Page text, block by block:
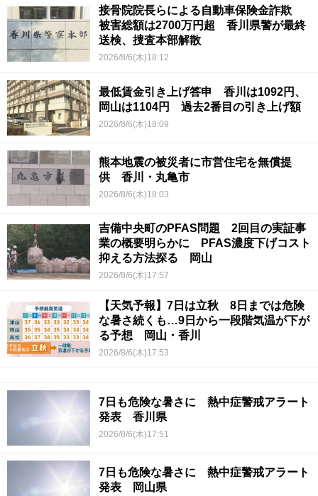
接骨院院長らによる自動車保険金詐欺
被害総額は2700万円超 香川県警が最終
送検、捜査本部解散
2026/8/6(木)18:12
最低賃金引き上げ答申 香川は1092円、
岡山は1104円 過去2番目の引き上げ額
2026/8/6(木)18:09
熊本地震の被災者に市営住宅を無償提
供 香川・丸亀市
2026/8/6(木)18:03
吉備中央町のPFAS問題 2回目の実証事
業の概要明らかに PFAS濃度下げコスト
抑える方法探る 岡山
2026/8/6(木)17:57
【天気予報】7日は立秋 8日までは危険
な暑さ続くも…9日から一段階気温が下が
る予想 岡山・香川
2026/8/6(木)17:53
7日も危険な暑さに 熱中症警戒アラート
発表 香川県
2026/8/6(木)17:51
7日も危険な暑さに 熱中症警戒アラート
発表 岡山県